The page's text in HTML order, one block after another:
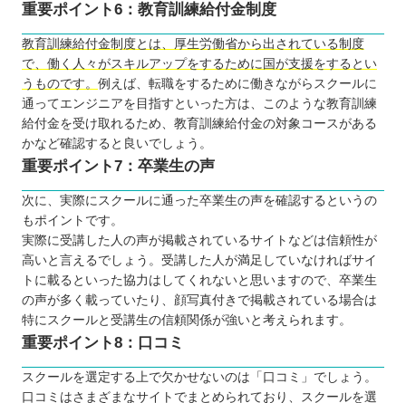
重要ポイント6：教育訓練給付金制度
教育訓練給付金制度とは、厚生労働省から出されている制度
で、働く人々がスキルアップをするために国が支援をするとい
うものです。 例えば、転職をするために働きながらスクールに
通ってエンジニアを目指すといった方は、このような教育訓練
給付金を受け取れるため、教育訓練給付金の対象コースがある
かなど確認すると良いでしょう。
重要ポイント7：卒業生の声
次に、実際にスクールに通った卒業生の声を確認するというの
もポイントです。
実際に受講した人の声が掲載されているサイトなどは信頼性が
高いと言えるでしょう。受講した人が満足していなければサイ
トに載るといった協力はしてくれないと思いますので、卒業生
の声が多く載っていたり、顔写真付きで掲載されている場合は
特にスクールと受講生の信頼関係が強いと考えられます。
重要ポイント8：口コミ
スクールを選定する上で欠かせないのは「口コミ」でしょう。
口コミはさまざまなサイトでまとめられており、スクールを選